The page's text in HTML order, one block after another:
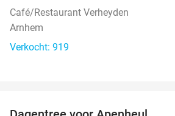
Café/Restaurant Verheyden
Arnhem
Verkocht: 919